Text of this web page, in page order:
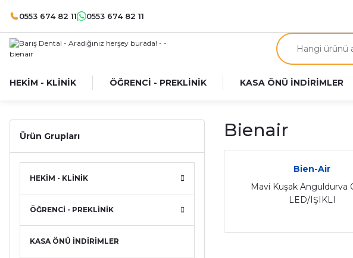
0553 674 82 11 0553 674 82 11
HEKİM - KLİNİK ÖĞRENCİ - PREKLİNİK KASA ÖNÜ İNDİRİMLER
Ürün Grupları
HEKİM - KLİNİK
ÖĞRENCİ - PREKLİNİK
KASA ÖNÜ İNDİRİMLER
Bienair
Bien-Air
Mavi Kuşak Anguldurva
LED/IŞIKLI